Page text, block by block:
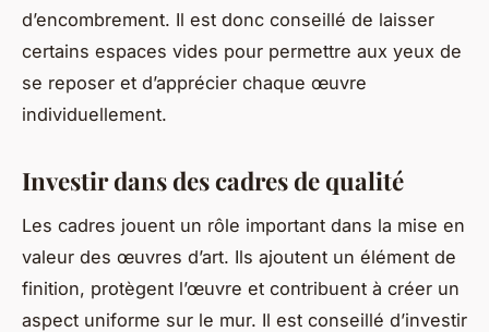
d’encombrement. Il est donc conseillé de laisser
certains espaces vides pour permettre aux yeux de
se reposer et d’apprécier chaque œuvre
individuellement.
Investir dans des cadres de qualité
Les cadres jouent un rôle important dans la mise en
valeur des œuvres d’art. Ils ajoutent un élément de
finition, protègent l’œuvre et contribuent à créer un
aspect uniforme sur le mur. Il est conseillé d’investir